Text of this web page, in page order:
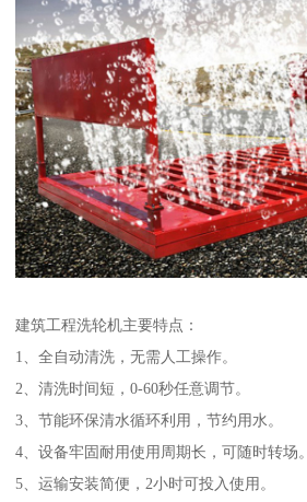
建筑工程洗轮机主要特点：
1、全自动清洗，无需人工操作。
2、清洗时间短，0-60秒任意调节。
3、节能环保清水循环利用，节约用水。
4、设备牢固耐用使用周期长，可随时转场。
5、运输安装简便，2小时可投入使用。